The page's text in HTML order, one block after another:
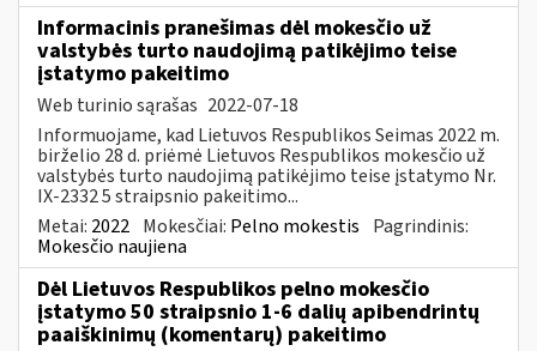
Informacinis pranešimas dėl mokesčio už
valstybės turto naudojimą patikėjimo teise
įstatymo pakeitimo
Web turinio sąrašas 2022-07-18
Informuojame, kad Lietuvos Respublikos Seimas 2022 m.
birželio 28 d. priėmė Lietuvos Respublikos mokesčio už
valstybės turto naudojimą patikėjimo teise įstatymo Nr.
IX-2332 5 straipsnio pakeitimo...
Metai: 2022 Mokesčiai: Pelno mokestis Pagrindinis:
Mokesčio naujiena
Dėl Lietuvos Respublikos pelno mokesčio
įstatymo 50 straipsnio 1-6 dalių apibendrintų
paaiškinimų (komentarų) pakeitimo